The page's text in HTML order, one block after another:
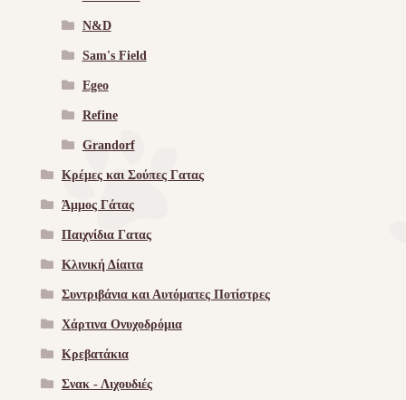
N&D
Sam's Field
Egeo
Refine
Grandorf
Κρέμες και Σούπες Γατας
Άμμος Γάτας
Παιχνίδια Γατας
Κλινική Δίαιτα
Συντριβάνια και Αυτόματες Ποτίστρες
Χάρτινα Ονυχοδρόμια
Κρεβατάκια
Σνακ - Λιχουδιές